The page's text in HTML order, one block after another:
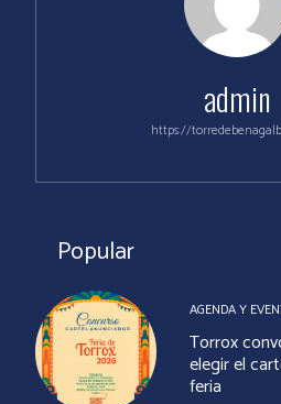
admin
https://
Popular
AGENDA Y
Torrox
elegir el
feria